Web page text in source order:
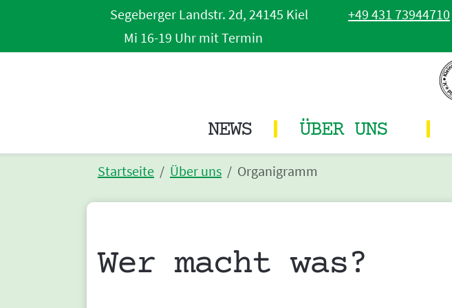
Segeberger Landstr. 2d, 24145 Kiel +49 431 73944710
Mi 16-19 Uhr mit Termin
NEWS ÜBER UNS
Startseite Über uns Organigramm
Wer macht was?